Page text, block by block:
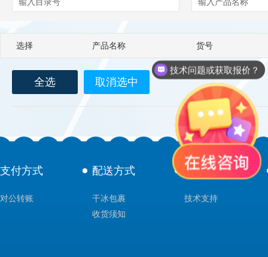
Berry & Associates
LGC Maine Standards Biolife
AbD Serotec
选择 产品名称 货号
全选 取消选中
支付方式
对公转账
配送方式
干冰包裹
收货须知
售后服务
技术支持
技术问题或获取报价？